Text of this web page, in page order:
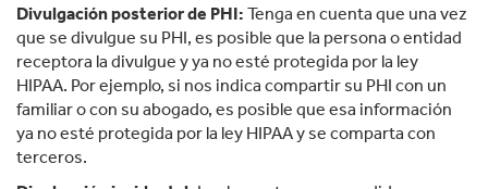
Divulgación posterior de PHI: Tenga en cuenta que una vez
que se divulgue su PHI, es posible que la persona o entidad
receptora la divulgue y ya no esté protegida por la ley
HIPAA. Por ejemplo, si nos indica compartir su PHI con un
familiar o con su abogado, es posible que esa información
ya no esté protegida por la ley HIPAA y se comparta con
terceros.